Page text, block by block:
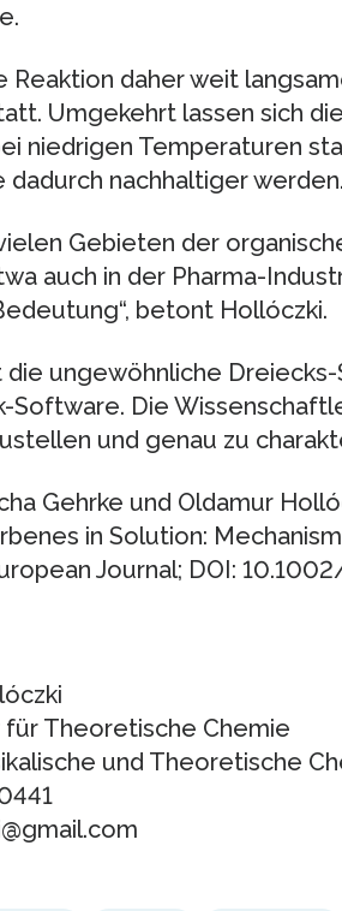
Reaktion daher weit
Umgekehrt lassen sich
niedrigen Temperaturen
dadurch nachhaltiger werden.
Gebieten der
auch in der Pharma-
betont Hollóczki.
die ungewöhnliche
Software. Die
und genau zu
Gehrke und Oldamur
in Solution:
Journal; DOI:
für Theoretische Chemie
und Theoretische